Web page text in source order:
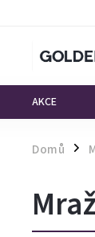
AKCE
Domů /